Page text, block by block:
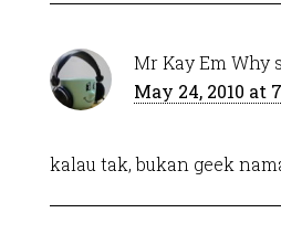
Mr Kay Em Why
May 24, 2010 at
kalau tak, bukan geek